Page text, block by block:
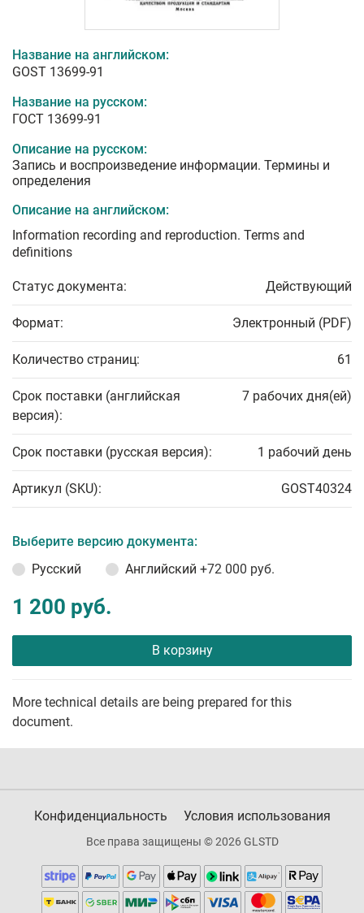
Название на английском:
GOST 13699-91
Название на русском:
ГОСТ 13699-91
Описание на русском:
Запись и воспроизведение информации. Термины и
определения
Описание на английском:
Information recording and reproduction. Terms and
definitions
Статус документа: Действующий
Формат: Электронный (PDF)
Количество страниц: 61
Срок поставки (английская
версия):
7 рабочих дня(ей)
Срок поставки (русская версия): 1 рабочий день
Артикул (SKU): GOST40324
Выберите версию документа:
Русский
Английский +72 000 руб.
1 200 руб.
В корзину
More technical details are being prepared for this
document.
Конфиденциальность Условия использования
Все права защищены © 2026 GLSTD